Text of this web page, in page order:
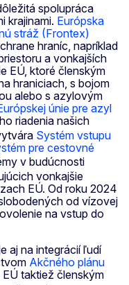
spolupráca
krajinami. Európska
stráž (Frontex)
hraníc, napríklad
a vonkajších
EÚ, ktoré členským
hraniciach, s bojom
alebo s azylovým
únie pre azyl
riadenia našich
Systém vstupu
pre cestovné
v budúcnosti
vonkajšie
EÚ. Od roku 2024
od vízovej
na vstup do
aj na integrácií ľudí
Akčného plánu
EÚ taktiež členským